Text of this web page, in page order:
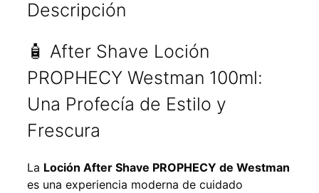
Descripción
🧴 After Shave Loción
PROPHECY Westman 100ml:
Una Profecía de Estilo y
Frescura
La Loción After Shave PROPHECY de Westman
es una experiencia moderna de cuidado